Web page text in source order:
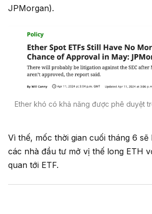
JPMorgan).
Ether khó có khả năng được phê duyệt
Vì thế, mốc thời gian cuối tháng 6
các nhà đầu tư mở vị thế long ETH
quan tới ETF.